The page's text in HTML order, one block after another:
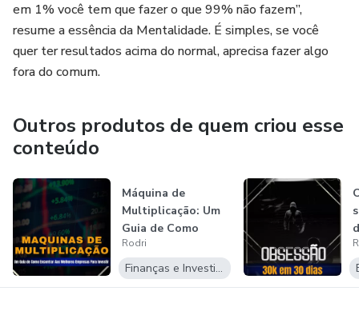
em 1% você tem que fazer o que 99% não fazem”,
resume a essência da Mentalidade. É simples, se você
quer ter resultados acima do normal, aprecisa fazer algo
fora do comum.
Outros produtos de quem criou esse
conteúdo
Máquina de
Multiplicação: Um
Guia de Como
Investir nas
Melho...
Rodri
Finanças e Investimentos